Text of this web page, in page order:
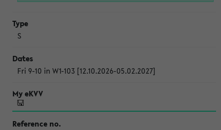
S
Fri 9-10 in W1-103 [12.10.2026-05.02.2027]